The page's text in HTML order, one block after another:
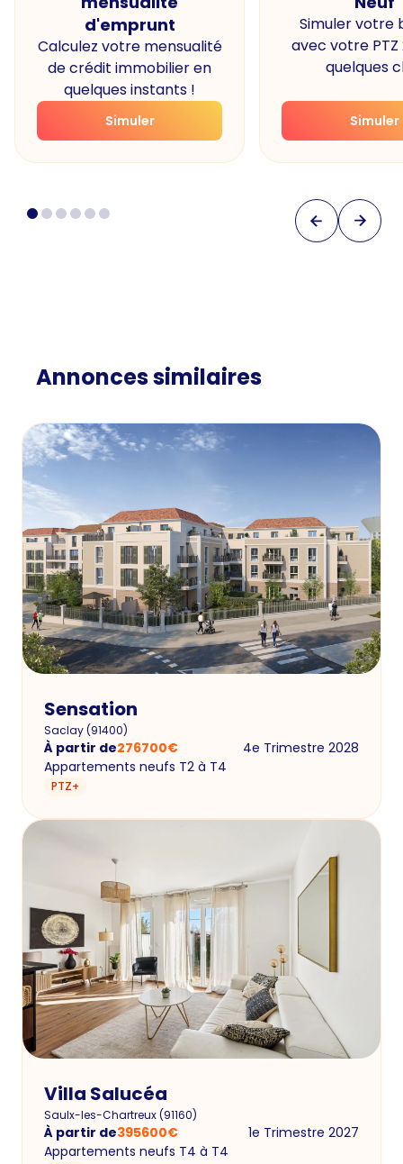
d'emprunt
Calculez votre mensualité
de crédit immobilier en
quelques instants !
Simuler
Simuler votre
avec votre PTZ
quelques
Simuler
Annonces similaires
Sensation
Saclay(91400)
À partir de276700€
4e Trimestre 2028
Appartements neufs T2 à T4
PTZ+
Villa Salucéa
Saulx-les-Chartreux(91160)
À partir de395600€
1e Trimestre 2027
Appartements neufs T4 à T4